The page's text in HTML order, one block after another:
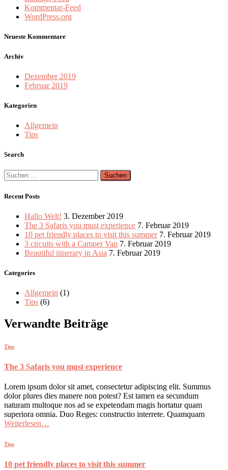
Kommentar-Feed
WordPress.org
Neueste Kommentare
Archiv
Dezember 2019
Februar 2019
Kategorien
Allgemein
Tips
Search
Suchen
nach:
Recent Posts
Hallo Welt! 3. Dezember 2019
The 3 Safaris you must experience 7. Februar 2019
10 pet friendly places to visit this summer 7. Februar 2019
3 circuits with a Camper Van 7. Februar 2019
Beautiful itinerary in Asia 7. Februar 2019
Categories
Allgemein (1)
Tips (6)
Verwandte Beiträge
Tips
The 3 Safaris you must experience
Lorem ipsum dolor sit amet, consectetur adipiscing elit. Summus
dolor plures dies manere non potest? Est tamen ea secundum
naturam multoque nos ad se expetendam magis hortatur quam
superiora omnia. Duo Reges: constructio interrete. Quamquam
Weiterlesen…
Tips
10 pet friendly places to visit this summer